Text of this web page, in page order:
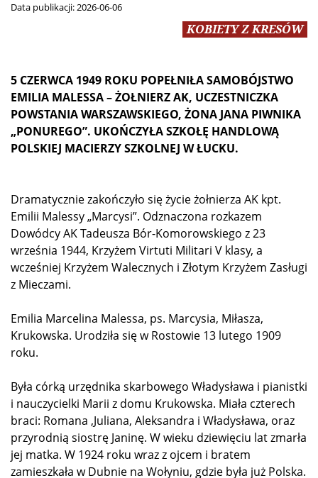
Data publikacji:2026-06-06
KOBIETY Z KRESÓW
5 CZERWCA 1949 ROKU POPEŁNIŁA SAMOBÓJSTWO
EMILIA MALESSA – ŻOŁNIERZ AK, UCZESTNICZKA
POWSTANIA WARSZAWSKIEGO, ŻONA JANA PIWNIKA
„PONUREGO”. UKOŃCZYŁA SZKOŁĘ HANDLOWĄ
POLSKIEJ MACIERZY SZKOLNEJ W ŁUCKU.
Dramatycznie zakończyło się życie żołnierza AK kpt.
Emilii Malessy „Marcysi”. Odznaczona rozkazem
Dowódcy AK Tadeusza Bór-Komorowskiego z 23
września 1944, Krzyżem Virtuti Militari V klasy, a
wcześniej Krzyżem Walecznych i Złotym Krzyżem Zasługi
z Mieczami.
Emilia Marcelina Malessa, ps. Marcysia, Miłasza,
Krukowska. Urodziła się w Rostowie 13 lutego 1909
roku.
Była córką urzędnika skarbowego Władysława i pianistki
i nauczycielki Marii z domu Krukowska. Miała czterech
braci: Romana ,Juliana, Aleksandra i Władysława, oraz
przyrodnią siostrę Janinę. W wieku dziewięciu lat zmarła
jej matka. W 1924 roku wraz z ojcem i bratem
zamieszkała w Dubnie na Wołyniu, gdzie była już Polska.